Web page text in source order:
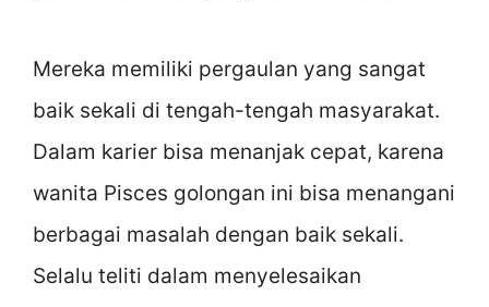
Mereka memiliki pergaulan yang sangat
baik sekali di tengah-tengah masyarakat.
Dalam karier bisa menanjak cepat, karena
wanita Pisces golongan ini bisa menangani
berbagai masalah dengan baik sekali.
Selalu teliti dalam menyelesaikan